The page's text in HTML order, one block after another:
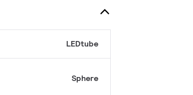
LEDtube
Sphere